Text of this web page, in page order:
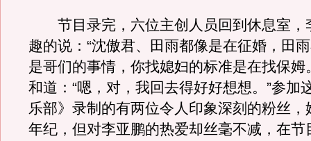
节目录完，六位主创人员回到休息室，
趣的说：“沈傲君、田雨都像是在征婚，田
是哥们的事情，你找媳妇的标准是在找保姆
和道：“嗯，对，我回去得好好想想。”参加
乐部》录制的有两位令人印象深刻的粉丝，
年纪，但对李亚鹏的热爱却丝毫不减，在节